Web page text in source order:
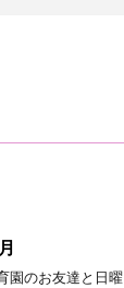
園のお友達と日